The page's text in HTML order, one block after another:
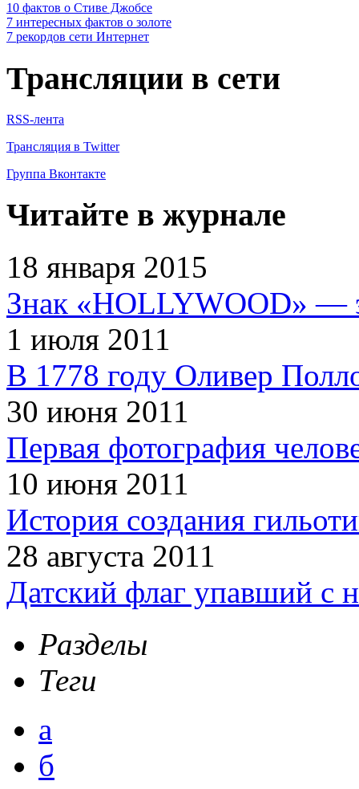
10 фактов о Стиве Джобсе
7 интересных фактов о золоте
7 рекордов сети Интернет
Трансляции в сети
RSS-лента
Трансляция в Twitter
Группа Вконтакте
Читайте в журнале
18 января 2015
Знак «HOLLYWOOD» —
1 июля 2011
В 1778 году Оливер
30 июня 2011
Первая фотография
10 июня 2011
История создания
28 августа 2011
Датский флаг упавший с
Разделы
Теги
а
б